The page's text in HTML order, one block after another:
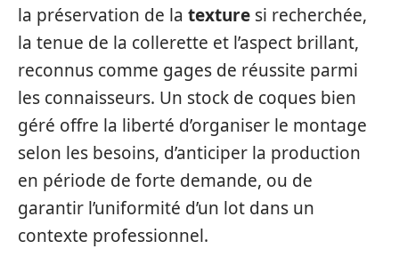
la préservation de la texture si recherchée,
la tenue de la collerette et l’aspect brillant,
reconnus comme gages de réussite parmi
les connaisseurs. Un stock de coques bien
géré offre la liberté d’organiser le montage
selon les besoins, d’anticiper la production
en période de forte demande, ou de
garantir l’uniformité d’un lot dans un
contexte professionnel.